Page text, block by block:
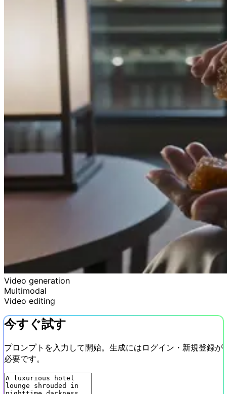
Video generation
Multimodal
Video editing
今すぐ試す
プロンプトを入力して開始。生成にはログイン・新規登録が
必要です。